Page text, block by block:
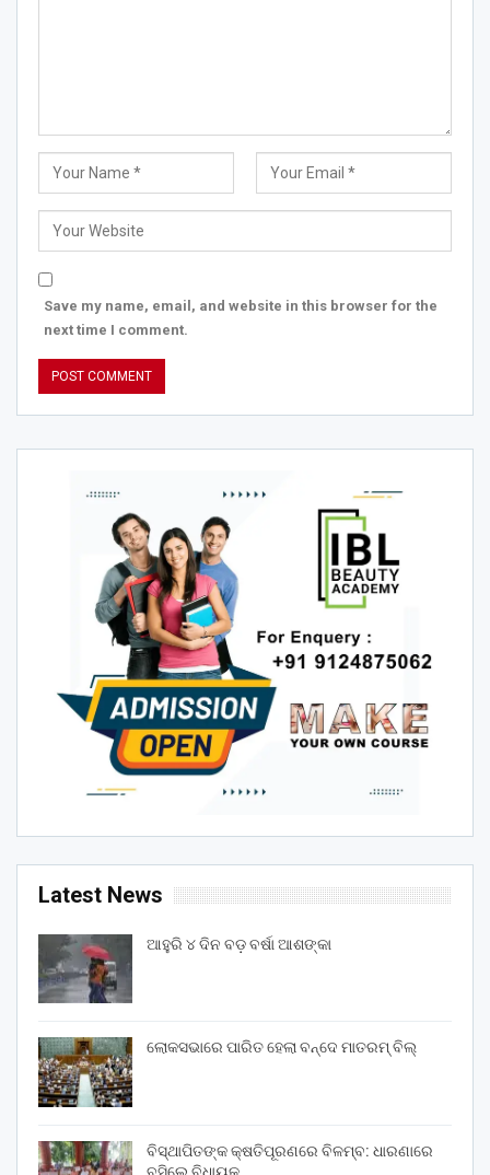
Save my name, email, and website in this browser for the
next time I comment.
Latest News
ଆହୁରି ୪ ଦିନ ବଡ଼ ବର୍ଷା ଆଶଙ୍କା
ଲୋକସଭାରେ ପାରିତ ହେଲା ବନ୍ଦେ ମାତରମ୍‌ ବିଲ୍‌
ବିସ୍ଥାପିତଙ୍କ କ୍ଷତିପୂରଣରେ ବିଳମ୍ବ: ଧାରଣାରେ